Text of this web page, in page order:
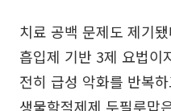
치료 공백 문제도 제기
흡입제 기반 3제 요법이
전히 급성 악화를 반복
생물학적제제 두필루맙